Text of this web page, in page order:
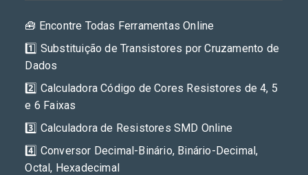
🧰 Encontre Todas Ferramentas Online
1️⃣ Substituição de Transistores por Cruzamento de
Dados
2️⃣ Calculadora Código de Cores Resistores de 4, 5
e 6 Faixas
3️⃣ Calculadora de Resistores SMD Online
4️⃣ Conversor Decimal-Binário, Binário-Decimal,
Octal, Hexadecimal